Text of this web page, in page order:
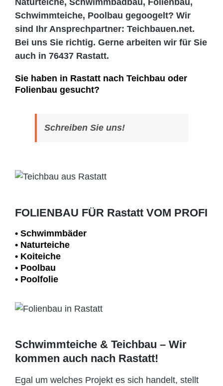
Naturteiche, Schwimmbadbau, Folienbau,
Schwimmteiche, Poolbau gegoogelt? Wir
sind Ihr Ansprechpartner: Teichbauen.net.
Bei uns Sie richtig. Gerne arbeiten wir für Sie
auch in 76437 Rastatt.
Sie haben in Rastatt nach Teichbau oder
Folienbau gesucht?
Schreiben Sie uns!
FOLIENBAU FÜR Rastatt VOM PROFI
• Schwimm­bäder
• Naturteiche
• Koiteiche
• Poolbau
• Poolfolie
Schwimmteiche & Teichbau – Wir
kommen auch nach Rastatt!
Egal um welches Projekt es sich handelt, stellt